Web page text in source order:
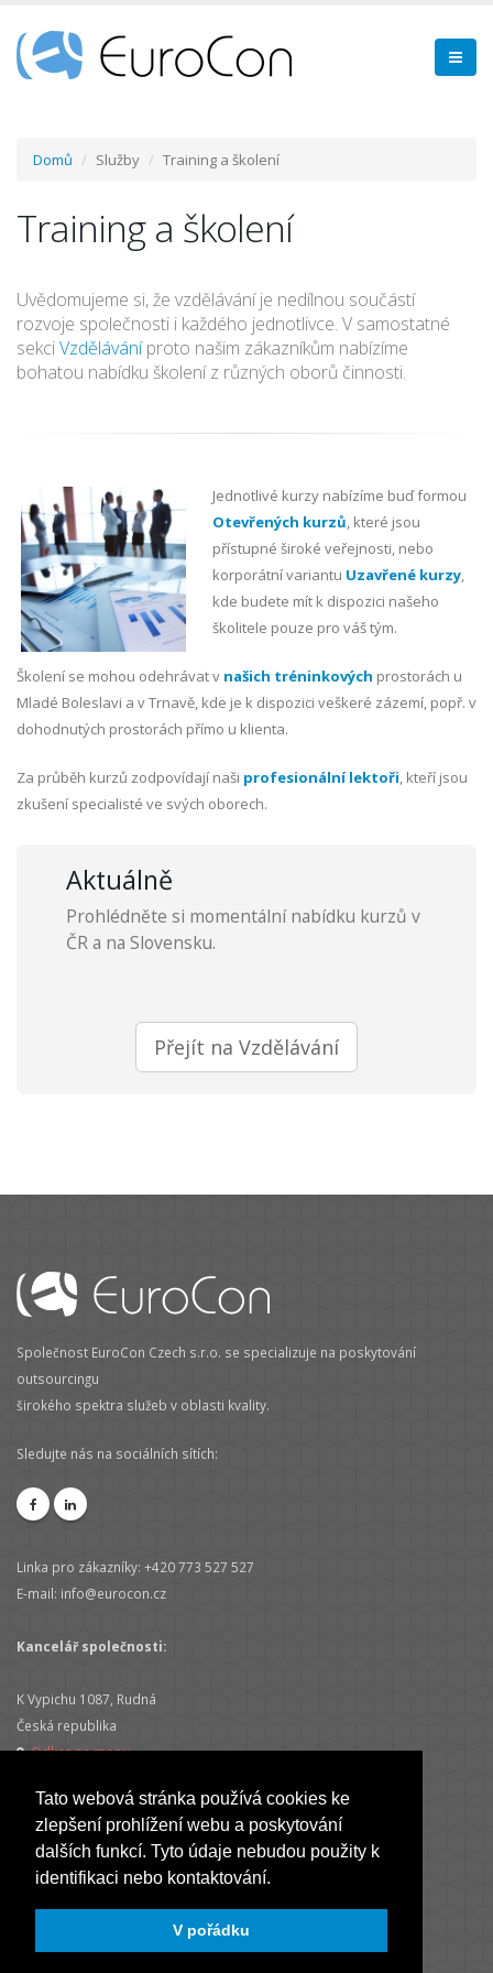
Tato webová stránka používá cookies ke
zlepšení prohlížení webu a poskytování
dalších funkcí. Tyto údaje nebudou použity k
identifikaci nebo kontaktování.
V pořádku
Domů Služby Training a školení
Training a školení
Uvědomujeme si, že vzdělávání je nedílnou součástí
rozvoje společnosti i každého jednotlivce. V samostatné
sekciVzděláváníproto našim zákazníkům nabízíme
bohatou nabídku školení z různých oborů činnosti.
Jednotlivé kurzy nabízíme buď formou
Otevřených kurzů, které jsou
přístupné široké veřejnosti, nebo
korporátní variantu Uzavřené kurzy,
kde budete mít k dispozici našeho
školitele pouze pro váš tým.
Školení se mohou odehrávat v našich tréninkových prostorách u
Mladé Boleslavi a v Trnavě, kde je k dispozici veškeré zázemí, popř. v
dohodnutých prostorách přímo u klienta.
Za průběh kurzů zodpovídají naši profesionální lektoři, kteří jsou
zkušení specialisté ve svých oborech.
Aktuálně
Prohlédněte si momentální nabídku kurzů v
ČR a na Slovensku.
Přejít na Vzdělávání
Společnost EuroCon Czech s.r.o. se specializuje na poskytování
outsourcingu
širokého spektra služeb v oblasti kvality.
Sledujte nás na sociálních sítích:
Linka pro zákazníky: +420 773 527 527
E-mail: info@eurocon.cz
Kancelář společnosti:
K Vypichu 1087, Rudná
Česká republika
Odkaz na mapu
Sídlo společnosti:
Velichovská 1707/3, Praha 5